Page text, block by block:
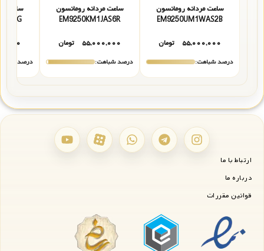
ساعت مردانه رومانسون
EM9250UM1WAS2B
۵۵,۰۰۰,۰۰۰
تومان
درصد شباهت:
ساعت مردانه رومانسون
EM9250KM1JAS6R
۵۵,۰۰۰,۰۰۰
تومان
درصد شباهت:
ساعت
درصد
ارتباط با ما
درباره ما
قوانین مقررات